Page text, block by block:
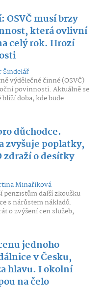
OSVČ musí brzy
která ovlivní
celý rok. Hrozí
Šindelář
výdělečné činné (OSVČ)
povinnosti. Aktuálně se
doba, kde bude
důchodce.
zvyšuje poplatky,
zdraží o desítky
Minaříková
penzistům další zkoušku
s nárůstem nákladů.
o zvýšení cen služeb,
jednoho
v Česku,
hlavu. I okolní
na čelo